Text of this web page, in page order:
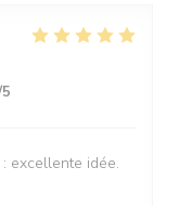
excellente idée.